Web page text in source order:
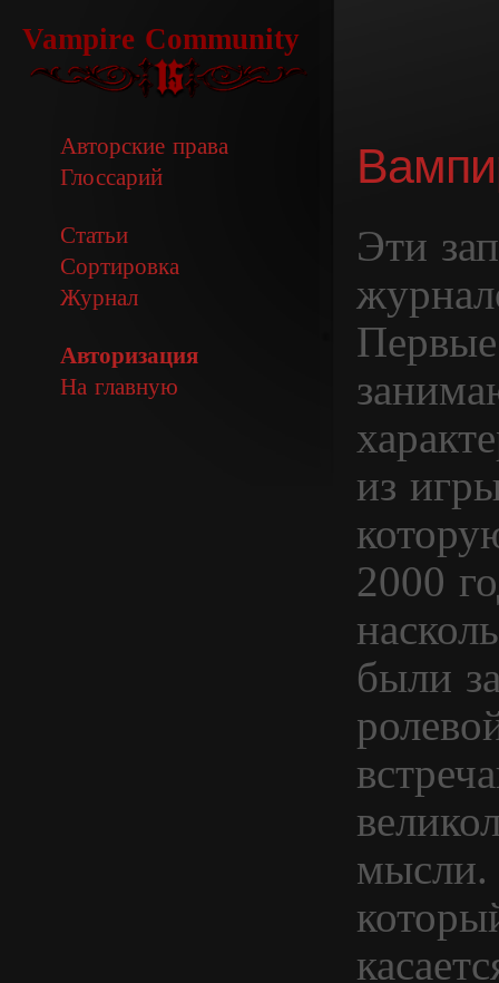
Vampire Community
Авторские права
Глоссарий
Статьи
Сортировка
Журнал
Авторизация
На главную
Эти
из
2000
были
мысли.